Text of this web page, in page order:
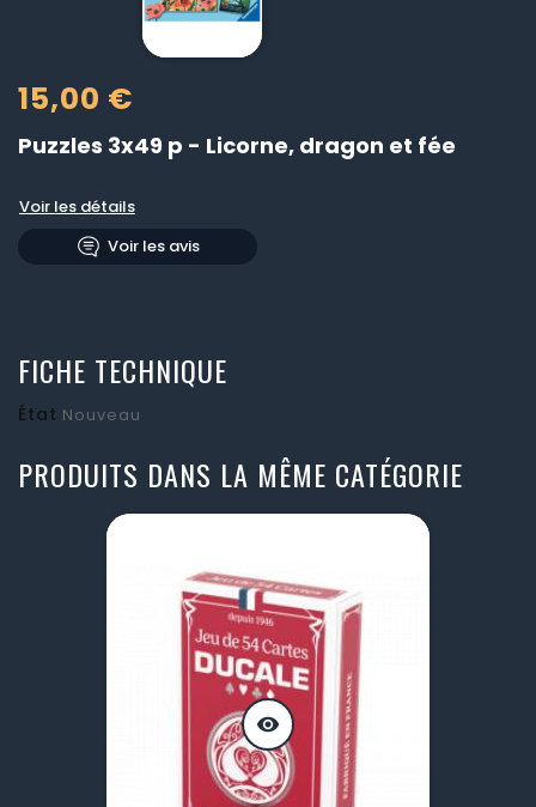
15,00 €
Puzzles 3x49 p - Licorne, dragon et fée
Voir les détails
Voir les avis
FICHE TECHNIQUE
État Nouveau
PRODUITS DANS LA MÊME CATÉGORIE
visibility